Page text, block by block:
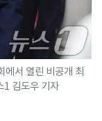
에서 열린 비공개 최
김도우 기자